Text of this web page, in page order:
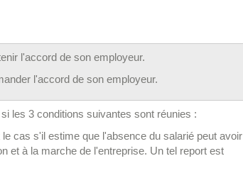
l'accord de son employeur.
l'accord de son employeur.
les 3 conditions suivantes sont réunies :
cas s'il estime que l'absence du salarié peut avoir
et à la marche de l'entreprise. Un tel report est